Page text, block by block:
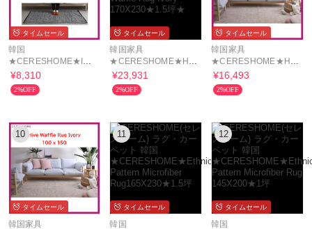
タイムセール
韓国
★CERESHOME★Indian
4-Season Weave Rug
100X150★0.5坪★
¥8,310
2%OFF
タイムセール
韓国家具
★CERESHOME★Hive
Waffle Rug Ivory
170X230★1.5坪★
¥23,931
2%OFF
タイムセール
韓国家具
★CERESHOME★Hive
Waffle Rug Ivory
150X200★1坪★
¥16,493
2%OFF
10
タイムセール
韓国家具
11
タイムセール
韓国
12
タイムセール
韓国